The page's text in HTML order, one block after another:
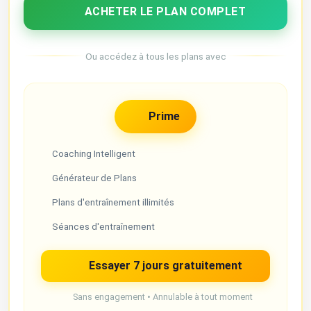
ACHETER LE PLAN COMPLET
Ou accédez à tous les plans avec
Prime
Coaching Intelligent
Générateur de Plans
Plans d'entraînement illimités
Séances d'entraînement
Essayer 7 jours gratuitement
Sans engagement • Annulable à tout moment